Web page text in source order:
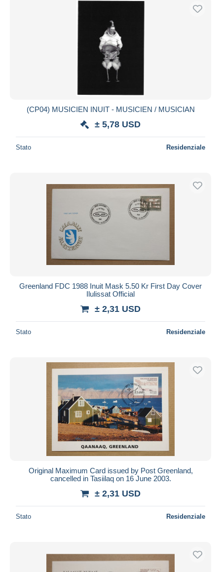
(CP04) MUSICIEN INUIT - MUSICIEN / MUSICIAN
± 5,78 USD
Stato Residenziale
Greenland FDC 1988 Inuit Mask 5.50 Kr First Day Cover
Ilulissat Official
± 2,31 USD
Stato Residenziale
Original Maximum Card issued by Post Greenland,
cancelled in Tasiilaq on 16 June 2003.
± 2,31 USD
Stato Residenziale